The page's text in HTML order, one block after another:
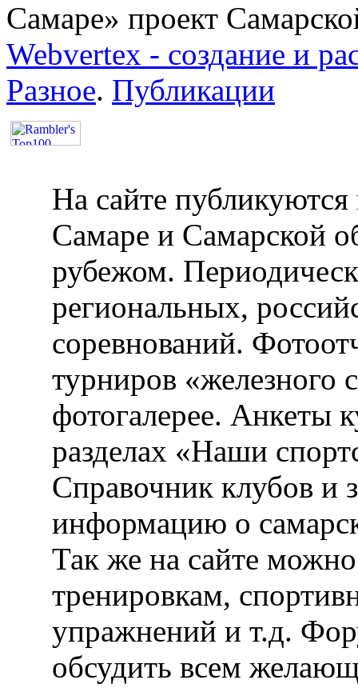
Самаре» проект
Webvertex - создание и
Разное. Публикации
На сайте публикуются
Самаре и Самарской
рубежом.
региональных,
соревнований.
турниров «железного
фотогалерее. Анкеты
разделах «Наши
Справочник клубов и
информацию о
Так же на сайте
тренировкам,
упражнений и т.д.
обсудить всем